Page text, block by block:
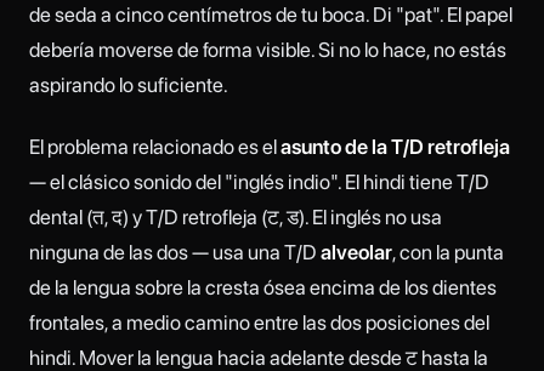
de seda a cinco centímetros de tu boca. Di "pat". El papel
debería moverse de forma visible. Si no lo hace, no estás
aspirando lo suficiente.
El problema relacionado es elasunto de la T/D retrofleja
— el clásico sonido del "inglés indio". El hindi tiene T/D
dental (त, द) y T/D retrofleja (ट, ड). El inglés no usa
ninguna de las dos — usa una T/D alveolar, con la punta
de la lengua sobre la cresta ósea encima de los dientes
frontales, a medio camino entre las dos posiciones del
hindi. Mover la lengua hacia adelante desde ट hasta la